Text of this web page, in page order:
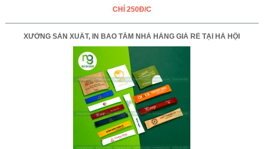
CHỈ 250Đ/C
XƯỞNG SẢN XUẤT, IN BAO TĂM NHÀ HÀNG GIÁ RẺ TẠI HÀ HỘI